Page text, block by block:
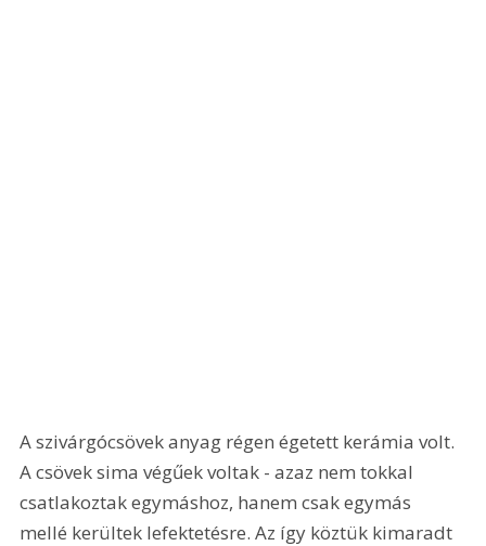
A szivárgócsövek anyag régen égetett kerámia volt.
A csövek sima végűek voltak - azaz nem tokkal
csatlakoztak egymáshoz, hanem csak egymás
mellé kerültek lefektetésre. Az így köztük kimaradt